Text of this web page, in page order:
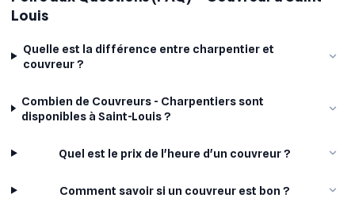
Louis
Quelle est la différence entre charpentier et
couvreur ?
Combien de Couvreurs - Charpentiers sont
disponibles à Saint-Louis ?
Quel est le prix de l'heure d'un couvreur ?
Comment savoir si un couvreur est bon ?